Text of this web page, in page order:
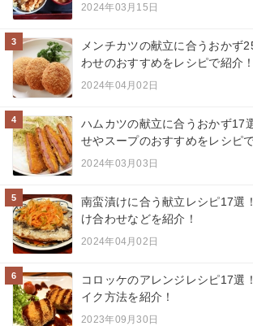
2024年03月15日
3
メンチカツの献立に合うおかず
わせのおすすめをレシピで紹介！
2024年04月02日
4
ハムカツの献立に合うおかず17
せやスープのおすすめをレシピ
2024年03月03日
5
南蛮漬けに合う献立レシピ17選
け合わせなどを紹介！
2024年04月02日
6
コロッケのアレンジレシピ17選
イク方法を紹介！
2023年09月30日